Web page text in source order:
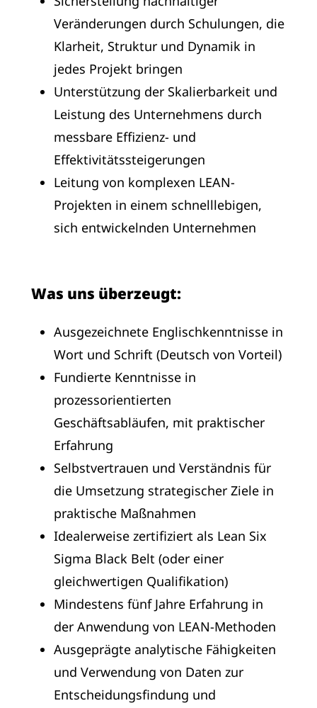
Veränderungen durch Schulungen, die
Klarheit, Struktur und Dynamik in
jedes Projekt bringen
Unterstützung der Skalierbarkeit und
Leistung des Unternehmens durch
messbare Effizienz- und
Effektivitätssteigerungen
Leitung von komplexen LEAN-
Projekten in einem schnelllebigen,
sich entwickelnden Unternehmen
Was uns überzeugt:
Ausgezeichnete Englischkenntnisse in
Wort und Schrift (Deutsch von Vorteil)
Fundierte Kenntnisse in
prozessorientierten
Geschäftsabläufen, mit praktischer
Erfahrung
Selbstvertrauen und Verständnis für
die Umsetzung strategischer Ziele in
praktische Maßnahmen
Idealerweise zertifiziert als Lean Six
Sigma Black Belt (oder einer
gleichwertigen Qualifikation)
Mindestens fünf Jahre Erfahrung in
der Anwendung von LEAN-Methoden
Ausgeprägte analytische Fähigkeiten
und Verwendung von Daten zur
Entscheidungsfindung und